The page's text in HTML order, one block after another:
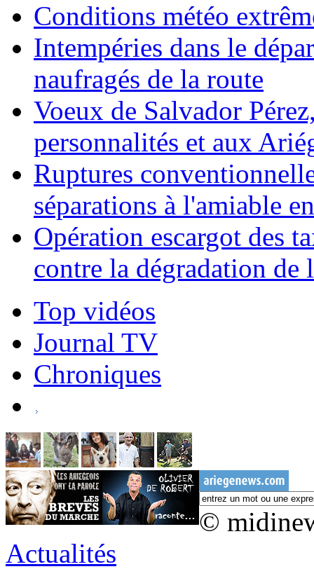
Conditions météo
Intempéries dans le
naufragés de la route
Voeux de Salvador
personnalités et aux
Ruptures
séparations à l'amiable
Opération escargot des
contre la dégradation de
Top vidéos
Journal TV
Chroniques
©
Actualités